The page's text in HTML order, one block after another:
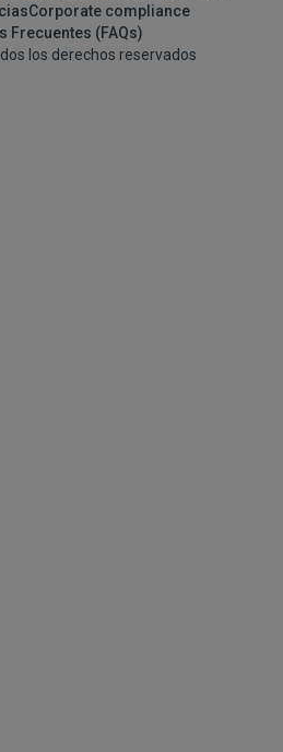
Corporate compliance
Frecuentes (FAQs)
los derechos reservados